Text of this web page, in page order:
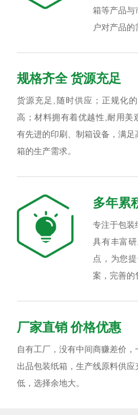
箱等产品与
户对产品的
规格齐全 货源充足
货源充足,随时供应；正规化
高；材料拥有着优越性,耐用美
有先进的印刷、制箱设备，满足
箱的生产需求。
多年累
专注于包装
具有丰富
点，为您
案，完善的
厂家直销 价格优惠
自有工厂，没有中间商赚差价，
出品包装纸箱，生产线原料供应
低，选择余地大。